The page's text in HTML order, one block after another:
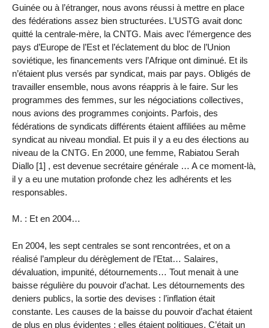
Guinée ou à l’étranger, nous avons réussi à mettre en place
des fédérations assez bien structurées. L’USTG avait donc
quitté la centrale-mère, la CNTG. Mais avec l’émergence des
pays d’Europe de l’Est et l’éclatement du bloc de l’Union
soviétique, les financements vers l’Afrique ont diminué. Et ils
n’étaient plus versés par syndicat, mais par pays. Obligés de
travailler ensemble, nous avons réappris à le faire. Sur les
programmes des femmes, sur les négociations collectives,
nous avions des programmes conjoints. Parfois, des
fédérations de syndicats différents étaient affiliées au même
syndicat au niveau mondial. Et puis il y a eu des élections au
niveau de la CNTG. En 2000, une femme, Rabiatou Serah
Diallo [1] , est devenue secrétaire générale … A ce moment-là,
il y a eu une mutation profonde chez les adhérents et les
responsables.
M. : Et en 2004…
En 2004, les sept centrales se sont rencontrées, et on a
réalisé l’ampleur du dérèglement de l’Etat… Salaires,
dévaluation, impunité, détournements… Tout menait à une
baisse régulière du pouvoir d’achat. Les détournements des
deniers publics, la sortie des devises : l’inflation était
constante. Les causes de la baisse du pouvoir d’achat étaient
de plus en plus évidentes : elles étaient politiques. C’était un